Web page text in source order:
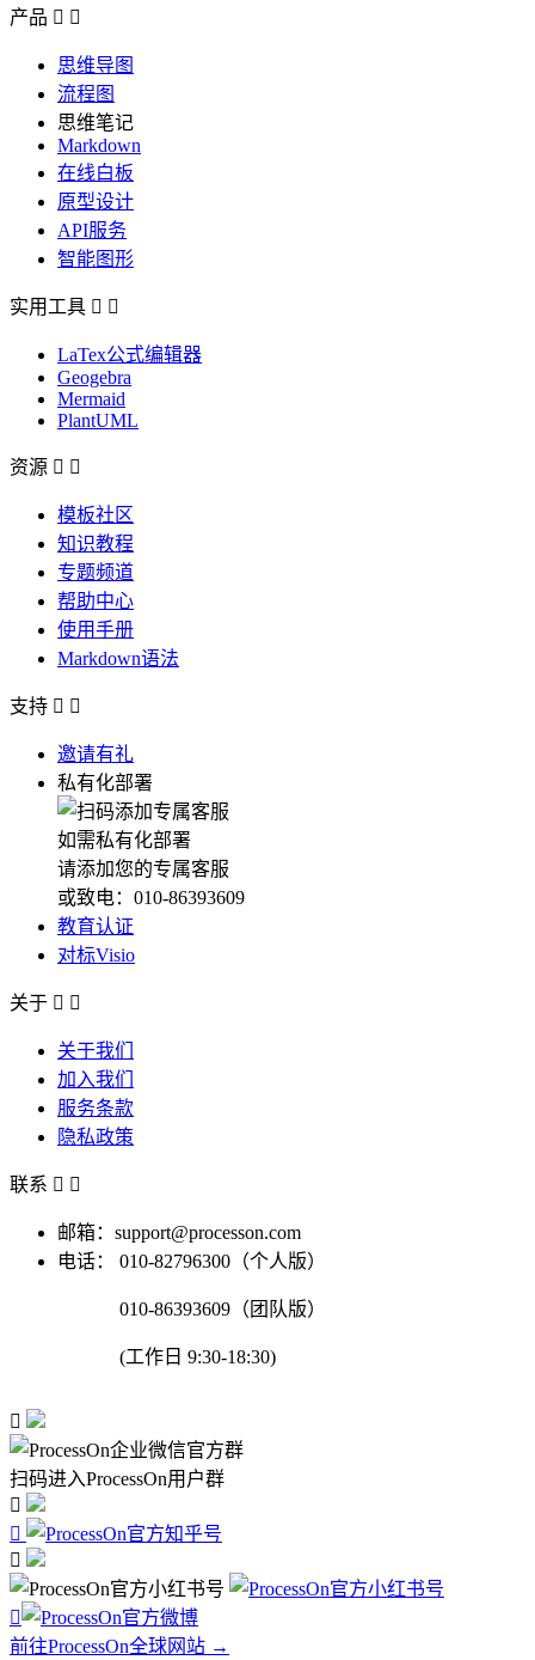
产品  
思维导图
流程图
思维笔记
Markdown
在线白板
原型设计
API服务
智能图形
实用工具  
LaTex公式编辑器
Geogebra
Mermaid
PlantUML
资源  
模板社区
知识教程
专题频道
帮助中心
使用手册
Markdown语法
支持  
邀请有礼
私有化部署
如需私有化部署
请添加您的专属客服
或致电：010-86393609
教育认证
对标Visio
关于  
关于我们
加入我们
服务条款
隐私政策
联系  
邮箱：support@processon.com
电话：
010-82796300（个人版）
010-86393609（团队版）
(工作日 9:30-18:30)

扫码进入ProcessOn用户群




前往ProcessOn全球网站 →